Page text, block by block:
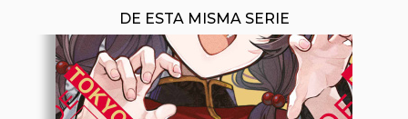
DE ESTA MISMA SERIE